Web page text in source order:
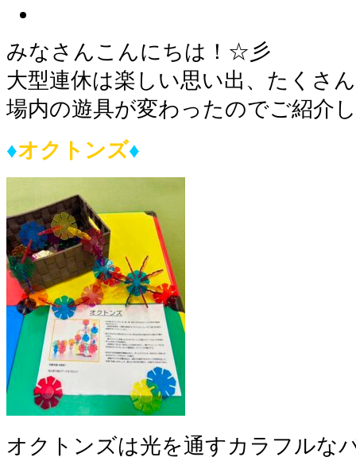
みなさんこんにちは！☆彡
大型連休は楽しい思い出、たくさ
場内の遊具が変わったのでご紹介
♦︎オクトンズ♦︎
オクトンズは光を通すカラフルな